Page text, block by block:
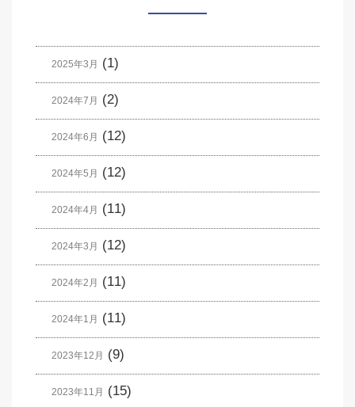
2025年3月 (1)
2024年7月 (2)
2024年6月 (12)
2024年5月 (12)
2024年4月 (11)
2024年3月 (12)
2024年2月 (11)
2024年1月 (11)
2023年12月 (9)
2023年11月 (15)